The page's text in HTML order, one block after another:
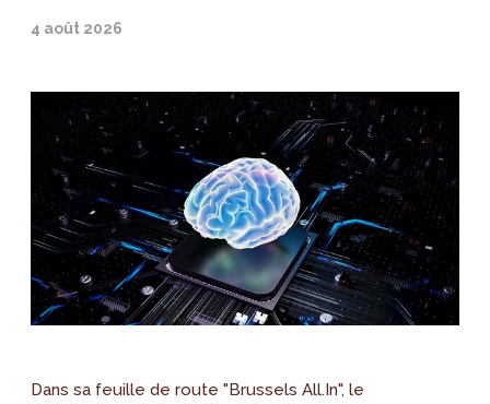
4 août 2026
Dans sa feuille de route "Brussels All.In", le